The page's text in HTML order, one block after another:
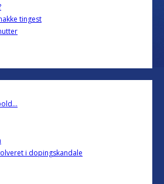
tingest
i dopingskandale